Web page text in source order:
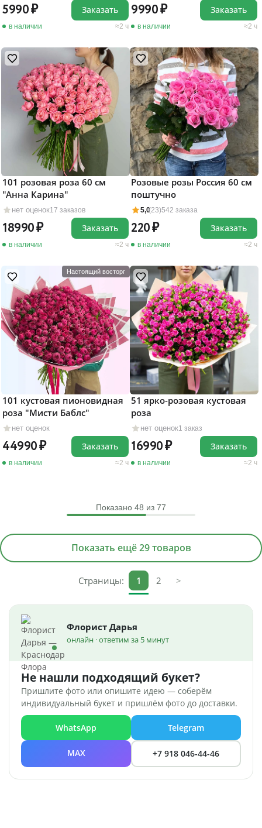
5990
в наличии 2 ч
Заказать 9990
в наличии 2 ч
Заказать
нет оценок17 заказов
101 розовая роза 60 см
"Анна Карина"
18990
в наличии 2 ч
Заказать
5,0(23)542 заказа
Розовые розы Россия 60 см
поштучно
220
в наличии 2 ч
Заказать
Настоящий восторг
нет оценок
101 кустовая пионовидная
роза "Мисти Баблс"
44990
в наличии 2 ч
Заказать
нет оценок1 заказ
51 ярко-розовая кустовая
роза
16990
в наличии 2 ч
Заказать
Показано 48 из 77
Показать ещё 29 товаров
Страницы: 1 2 >
Флорист Дарья
онлайн · ответим за 5 минут
Не нашли подходящий букет?
Пришлите фото или опишите идею — соберём
индивидуальный букет и пришлём фото до доставки.
WhatsApp Telegram
MAX +7 918 046-44-46